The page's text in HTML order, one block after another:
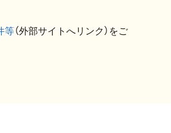
等（外部サイトへリンク）をご